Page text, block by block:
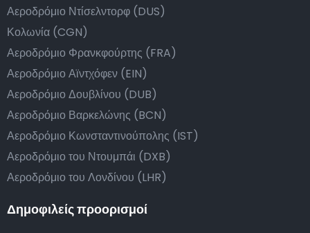
Αεροδρόμιο Ντίσελντορφ (DUS)
Κολωνία (CGN)
Αεροδρόμιο Φρανκφούρτης (FRA)
Αεροδρόμιο Αϊντχόφεν (EIN)
Αεροδρόμιο Δουβλίνου (DUB)
Αεροδρόμιο Βαρκελώνης (BCN)
Αεροδρόμιο Κωνσταντινούπολης (IST)
Αεροδρόμιο του Ντουμπάι (DXB)
Αεροδρόμιο του Λονδίνου (LHR)
Δημοφιλείς προορισμοί